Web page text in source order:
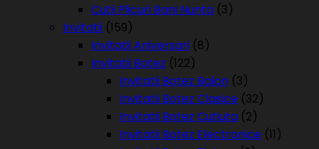
Cutii Plicuri Bani Nunta (3)
Invitatii (159)
Invitatii Aniversari (8)
Invitatii Botez (122)
Invitatii Botez Balon (3)
Invitatii Botez Clasice (32)
Invitatii Botez Cutiuta (2)
Invitatii Botez Electronice (11)